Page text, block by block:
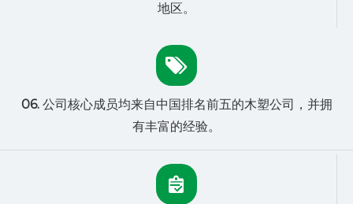
地区。
06.公司核心成员均来自中国排名前五的木塑公司，并拥
有丰富的经验。